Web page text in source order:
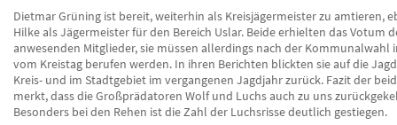
Dietmar Grüning ist bereit, weiterhin als Kreisjägermeister zu amtieren,
Hilke als Jägermeister für den Bereich Uslar. Beide erhielten das Votum
anwesenden Mitglieder, sie müssen allerdings nach der Kommunalwahl
vom Kreistag berufen werden. In ihren Berichten blickten sie auf die
Kreis- und im Stadtgebiet im vergangenen Jagdjahr zurück. Fazit der
merkt, dass die Großprädatoren Wolf und Luchs auch zu uns
Besonders bei den Rehen ist die Zahl der Luchsrisse deutlich gestiegen.